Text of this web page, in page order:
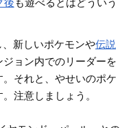
新しいポケモンや伝説
ョン内でのリーダーを
それと、やせいのポケ
注意しましょう。